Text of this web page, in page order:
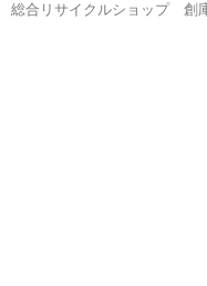
総合リサイクルショップ 創庫生活